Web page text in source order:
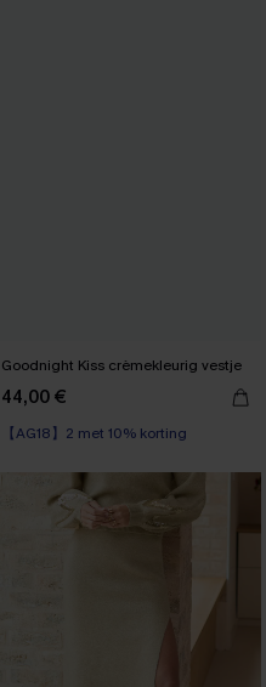
Goodnight Kiss crèmekleurig vestje
44,00 €
【AG18】2 met 10% korting